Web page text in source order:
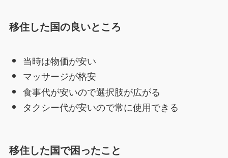
移住した国の良いところ
当時は物価が安い
マッサージが格安
食事代が安いので選択肢が広がる
タクシー代が安いので常に使用できる
移住した国で困ったこと